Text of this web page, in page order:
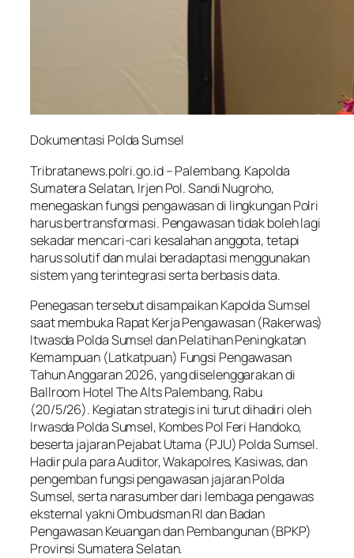
Dokumentasi Polda Sumsel
Tribratanews.polri.go.id– Palembang. Kapolda
Sumatera Selatan, Irjen Pol. Sandi Nugroho,
menegaskan fungsi pengawasan di lingkungan Polri
harus bertransformasi. Pengawasan tidak boleh lagi
sekadar mencari-cari kesalahan anggota, tetapi
harus solutif dan mulai beradaptasi menggunakan
sistem yang terintegrasi serta berbasis data.
Penegasan tersebut disampaikan Kapolda Sumsel
saat membuka Rapat Kerja Pengawasan (Rakerwas)
Itwasda Polda Sumsel dan Pelatihan Peningkatan
Kemampuan (Latkatpuan) Fungsi Pengawasan
Tahun Anggaran 2026, yang diselenggarakan di
Ballroom Hotel The Alts Palembang, Rabu
(20/5/26). Kegiatan strategis ini turut dihadiri oleh
Irwasda Polda Sumsel, Kombes Pol Feri Handoko,
beserta jajaran Pejabat Utama (PJU) Polda Sumsel.
Hadir pula para Auditor, Wakapolres, Kasiwas, dan
pengemban fungsi pengawasan jajaran Polda
Sumsel, serta narasumber dari lembaga pengawas
eksternal yakni Ombudsman RI dan Badan
Pengawasan Keuangan dan Pembangunan (BPKP)
Provinsi Sumatera Selatan.